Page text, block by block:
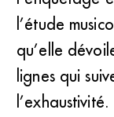
l’étude
qu’elle
lignes qui